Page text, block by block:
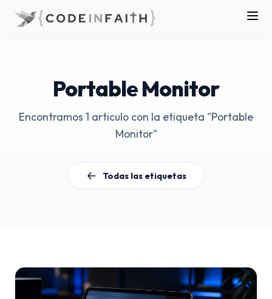
Portable Monitor
Encontramos 1 articulo con la etiqueta "Portable
Monitor"
Todas las etiquetas